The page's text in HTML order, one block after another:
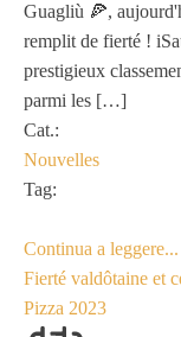
Guagliù 🍕,
remplit de fierté !
prestigieux
parmi les […]
Cat.:
Nouvelles
Tag:
Continua a leggere...
Fierté valdôtaine et
Pizza 2023